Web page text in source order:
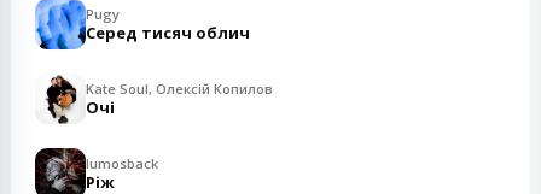
Pugy
Серед тисяч облич
Kate Soul, Олексій Копилов
Очі
lumosback
Ріж